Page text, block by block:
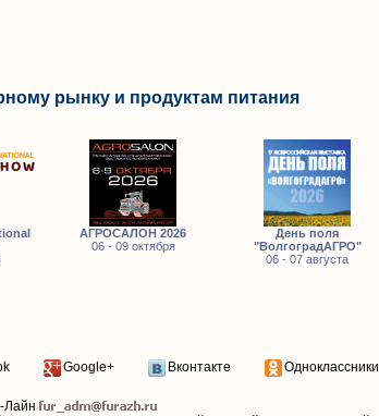
рынку и продуктам питания
АГРОСАЛОН 2026
06 - 09 октября
День поля
"ВолгоградАГРО"
06 - 07 августа
Google+ Вконтакте Одноклассники
Лайн